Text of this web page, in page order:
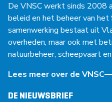
De VNSC werkt sinds 2008
beleid en het beheer van het
samenwerking bestaat uit
overheden, maar ook met
natuurbeheer, scheepvaart
Lees meer over de VNSC
DE NIEUWSBRIEF